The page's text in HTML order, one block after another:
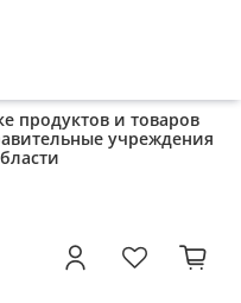
продуктов и товаров
учреждения